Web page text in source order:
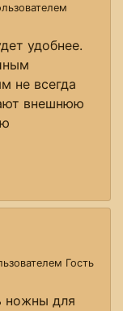
удобнее.
не всегда
внешнюю
Гость
ножны для